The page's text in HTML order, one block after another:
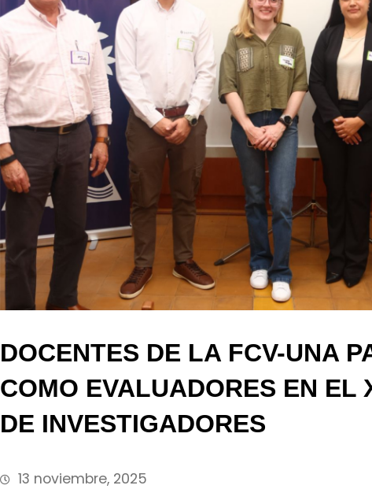
DOCENTES DE LA FCV-UNA
COMO EVALUADORES EN EL
DE INVESTIGADORES
13 noviembre, 2025